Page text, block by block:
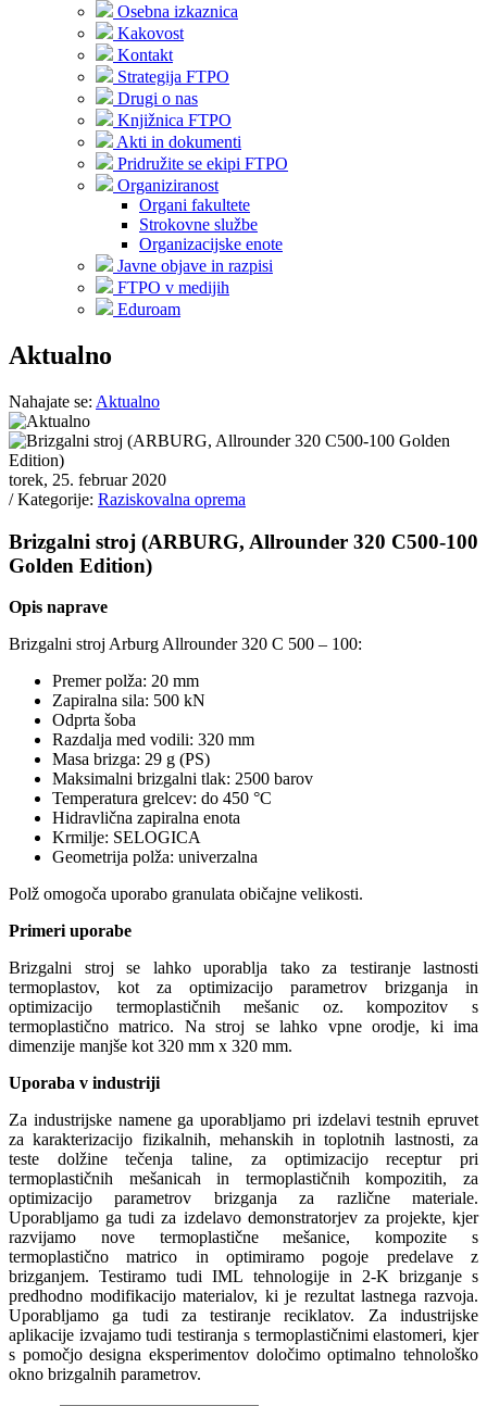
Osebna izkaznica
Kakovost
Kontakt
Strategija FTPO
Drugi o nas
Knjižnica FTPO
Akti in dokumenti
Pridružite se ekipi FTPO
Organiziranost
Organi fakultete
Strokovne službe
Organizacijske enote
Javne objave in razpisi
FTPO v medijih
Eduroam
Aktualno
Nahajate se: Aktualno
torek, 25. februar 2020
/ Kategorije: Raziskovalna oprema
Brizgalni stroj (ARBURG, Allrounder 320 C500-100
Golden Edition)
Opis naprave
Brizgalni stroj Arburg Allrounder 320 C 500 – 100:
Premer polža: 20 mm
Zapiralna sila: 500 kN
Odprta šoba
Razdalja med vodili: 320 mm
Masa brizga: 29 g (PS)
Maksimalni brizgalni tlak: 2500 barov
Temperatura grelcev: do 450 °C
Hidravlična zapiralna enota
Krmilje: SELOGICA
Geometrija polža: univerzalna
Polž omogoča uporabo granulata običajne velikosti.
Primeri uporabe
Brizgalni stroj se lahko uporablja tako za testiranje lastnosti
termoplastov, kot za optimizacijo parametrov brizganja in
optimizacijo termoplastičnih mešanic oz. kompozitov s
termoplastično matrico. Na stroj se lahko vpne orodje, ki ima
dimenzije manjše kot 320 mm x 320 mm.
Uporaba v industriji
Za industrijske namene ga uporabljamo pri izdelavi testnih epruvet
za karakterizacijo fizikalnih, mehanskih in toplotnih lastnosti, za
teste dolžine tečenja taline, za optimizacijo receptur pri
termoplastičnih mešanicah in termoplastičnih kompozitih, za
optimizacijo parametrov brizganja za različne materiale.
Uporabljamo ga tudi za izdelavo demonstratorjev za projekte, kjer
razvijamo nove termoplastične mešanice, kompozite s
termoplastično matrico in optimiramo pogoje predelave z
brizganjem. Testiramo tudi IML tehnologije in 2-K brizganje s
predhodno modifikacijo materialov, ki je rezultat lastnega razvoja.
Uporabljamo ga tudi za testiranje reciklatov. Za industrijske
aplikacije izvajamo tudi testiranja s termoplastičnimi elastomeri, kjer
s pomočjo designa eksperimentov določimo optimalno tehnološko
okno brizgalnih parametrov.